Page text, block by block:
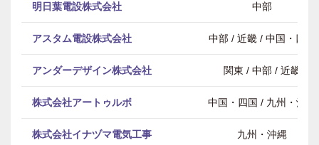
明日葉電設株式会社 中部
アスタム電設株式会社 中部 / 近畿 / 中国・四国
アンダーデザイン株式会社 関東 / 中部 / 近畿
株式会社アートゥルボ 中国・四国 / 九州・沖縄
株式会社イナヅマ電気工事 九州・沖縄